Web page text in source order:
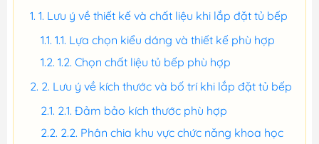
1. Lưu ý về thiết kế và chất liệu khi lắp đặt tủ bếp
1.1. Lựa chọn kiểu dáng và thiết kế phù hợp
1.2. Chọn chất liệu tủ bếp phù hợp
2. Lưu ý về kích thước và bố trí khi lắp đặt tủ bếp
2.1. Đảm bảo kích thước phù hợp
2.2. Phân chia khu vực chức năng khoa học